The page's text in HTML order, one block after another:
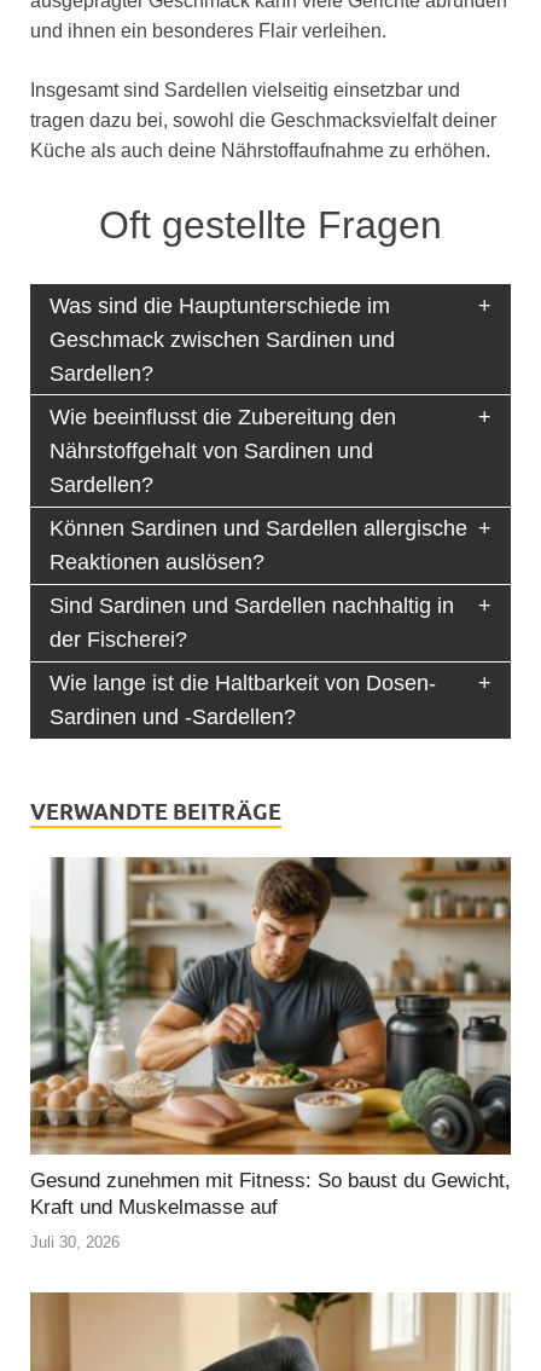
und ihnen ein besonderes Flair verleihen.
Insgesamt sind Sardellen vielseitig einsetzbar und
tragen dazu bei, sowohl die Geschmacksvielfalt deiner
Küche als auch deine Nährstoffaufnahme zu erhöhen.
Oft gestellte Fragen
Was sind die Hauptunterschiede im
Geschmack zwischen Sardinen und
Sardellen?
Wie beeinflusst die Zubereitung den
Nährstoffgehalt von Sardinen und
Sardellen?
Können Sardinen und Sardellen allergische
Reaktionen auslösen?
Sind Sardinen und Sardellen nachhaltig in
der Fischerei?
Wie lange ist die Haltbarkeit von Dosen-
Sardinen und -Sardellen?
VERWANDTE BEITRÄGE
Gesund zunehmen mit Fitness: So baust du Gewicht,
Kraft und Muskelmasse auf
Juli 30, 2026